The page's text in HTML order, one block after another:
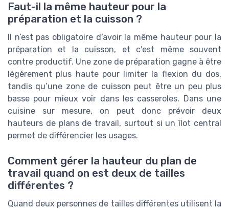
Faut-il la même hauteur pour la
préparation et la cuisson ?
Il n’est pas obligatoire d’avoir la même hauteur pour la
préparation et la cuisson, et c’est même souvent
contre productif. Une zone de préparation gagne à être
légèrement plus haute pour limiter la flexion du dos,
tandis qu’une zone de cuisson peut être un peu plus
basse pour mieux voir dans les casseroles. Dans une
cuisine sur mesure, on peut donc prévoir deux
hauteurs de plans de travail, surtout si un îlot central
permet de différencier les usages.
Comment gérer la hauteur du plan de
travail quand on est deux de tailles
différentes ?
Quand deux personnes de tailles différentes utilisent la